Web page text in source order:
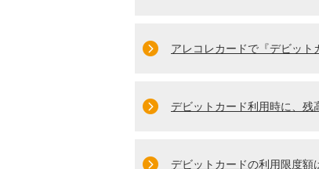
アレコレカードで『デビッ
デビットカード利用時に、残
デビットカードの利用限度額